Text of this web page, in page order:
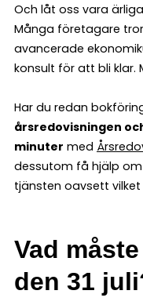
Och låt oss vara
Många företagare
avancerade
konsult för att bli klar.
Har du redan
årsredovisningen
minuter med
dessutom få hjälp
tjänsten oavsett
Vad
den 31